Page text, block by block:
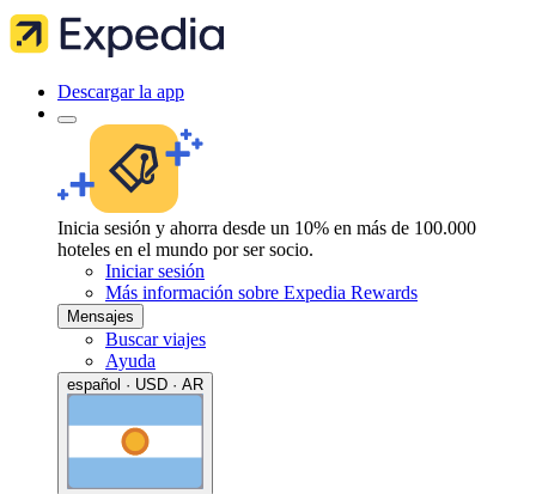
Descargar la app
Inicia sesión y ahorra desde un 10% en más de 100.000
hoteles en el mundo por ser socio.
Iniciar sesión
Más información sobre Expedia Rewards
Mensajes
Buscar viajes
Ayuda
español · USD · AR